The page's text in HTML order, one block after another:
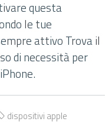
questa
le tue
attivo Trova il
di necessità per
dispositivi apple